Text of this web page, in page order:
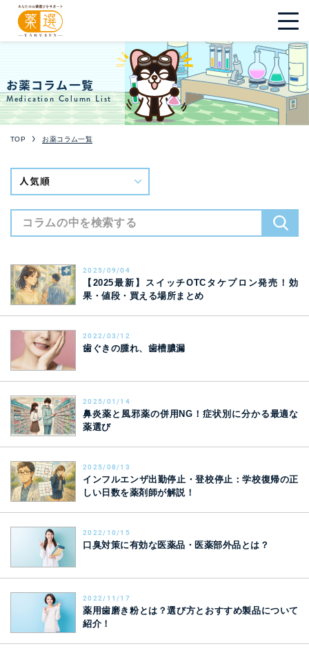
お薬コラム一覧
Medication Column List
TOP お薬コラム一覧
2025/09/04
【2025最新】スイッチOTCタケプロン発売！効
果・値段・買える場所まとめ
2022/03/12
歯ぐきの腫れ、歯槽膿漏
2025/01/14
鼻炎薬と風邪薬の併用NG！症状別に分かる最適な
薬選び
2025/08/13
インフルエンザ出勤停止・登校停止：学校復帰の正
しい日数を薬剤師が解説！
2022/10/15
口臭対策に有効な医薬品・医薬部外品とは？
2022/11/17
薬用歯磨き粉とは？選び方とおすすめ製品について
紹介！